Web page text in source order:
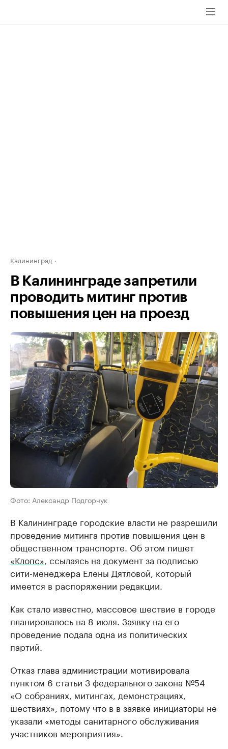
Калининград
В Калининграде запретили
проводить митинг против
повышения цен на проезд
Фото: Александр Подгорчук
В Калининграде городские власти не разрешили
проведение митинга против повышения цен в
общественном транспорте. Об этом пишет
«Клопс» , ссылаясь на документ за подписью
сити-менеджера Елены Дятловой, который
имеется в распоряжении редакции.
Как стало известно, массовое шествие в городе
планировалось на 8 июля. Заявку на его
проведение подала одна из политических
партий.
Отказ глава администрации мотивировала
пунктом 6 статьи 3 федерального закона №54
«О собраниях, митингах, демонстрациях,
шествиях», потому что в в заявке инициаторы не
указали «методы санитарного обслуживания
участников мероприятия».